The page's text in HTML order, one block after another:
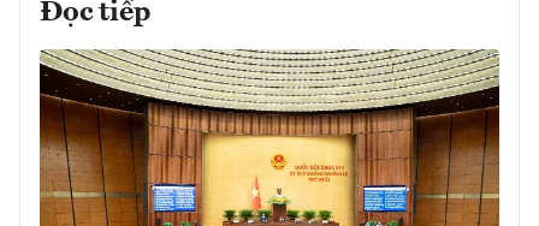
Đọc tiếp